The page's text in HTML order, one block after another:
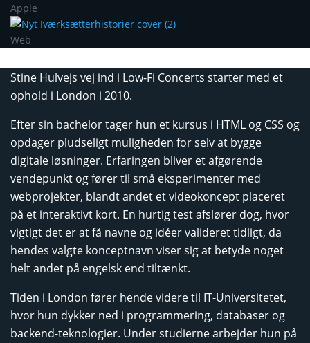
Apple
Web
Stine Hulvejs vej ind i Low-Fi Concerts starter med et
ophold i London i 2010.
Efter sin bachelor tager hun et kursus i HTML og CSS og
opdager pludseligt muligheden for selv at bygge
digitale løsninger. Erfaringen bliver et afgørende
vendepunkt og fører til små eksperimenter med
webprojekter, blandt andet et videokoncept placeret
på et interaktivt kort. En hurtig test afslører dog, hvor
vigtigt det er at få navne og idéer valideret tidligt, da
hendes valgte konceptnavn viser sig at betyde noget
helt andet på engelsk end tiltænkt.
Tiden i London fører hende videre til IT-Universitetet,
hvor hun dykker ned i programmering, databaser og
backend-teknologier. Under studierne arbejder hun på